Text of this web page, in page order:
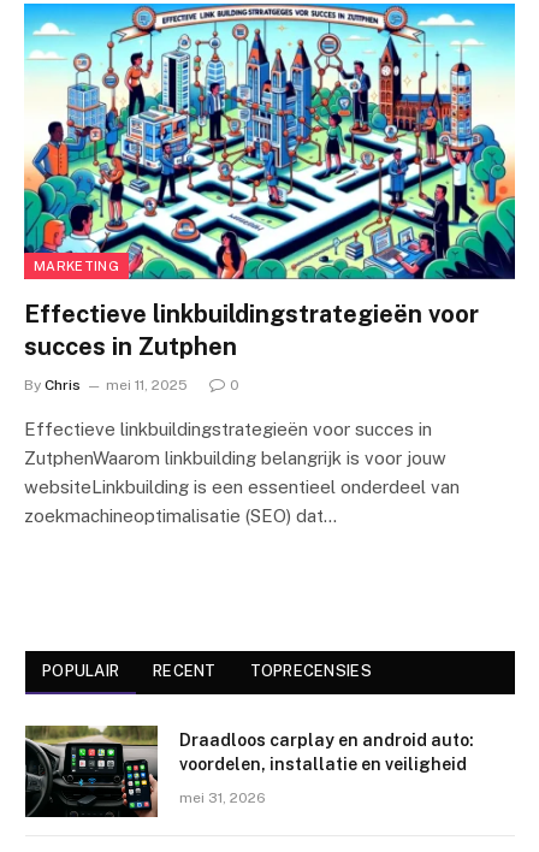
MARKETING
Effectieve linkbuildingstrategieën voor
succes in Zutphen
By Chris mei 11, 2025 0
Effectieve linkbuildingstrategieën voor succes in
ZutphenWaarom linkbuilding belangrijk is voor jouw
websiteLinkbuilding is een essentieel onderdeel van
zoekmachineoptimalisatie (SEO) dat…
POPULAIR RECENT TOPRECENSIES
Draadloos carplay en android auto:
voordelen, installatie en veiligheid
mei 31, 2026